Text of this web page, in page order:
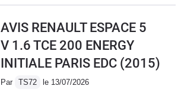
AVIS RENAULT ESPACE 5
V 1.6 TCE 200 ENERGY
INITIALE PARIS EDC (2015)
Par TS72 le 13/07/2026